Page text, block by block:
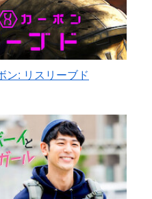
ン: リスリーブド